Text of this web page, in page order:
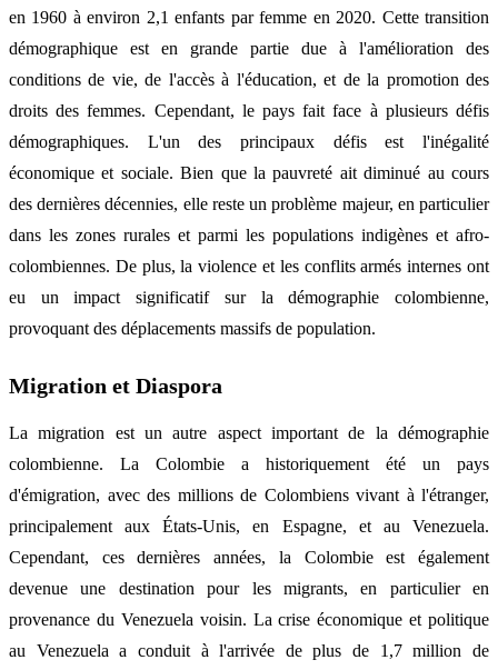
en 1960 à environ 2,1 enfants par femme en 2020. Cette transition
démographique est en grande partie due à l'amélioration des
conditions de vie, de l'accès à l'éducation, et de la promotion des
droits des femmes. Cependant, le pays fait face à plusieurs défis
démographiques. L'un des principaux défis est l'inégalité
économique et sociale. Bien que la pauvreté ait diminué au cours
des dernières décennies, elle reste un problème majeur, en particulier
dans les zones rurales et parmi les populations indigènes et afro-
colombiennes. De plus, la violence et les conflits armés internes ont
eu un impact significatif sur la démographie colombienne,
provoquant des déplacements massifs de population.
Migration et Diaspora
La migration est un autre aspect important de la démographie
colombienne. La Colombie a historiquement été un pays
d'émigration, avec des millions de Colombiens vivant à l'étranger,
principalement aux États-Unis, en Espagne, et au Venezuela.
Cependant, ces dernières années, la Colombie est également
devenue une destination pour les migrants, en particulier en
provenance du Venezuela voisin. La crise économique et politique
au Venezuela a conduit à l'arrivée de plus de 1,7 million de